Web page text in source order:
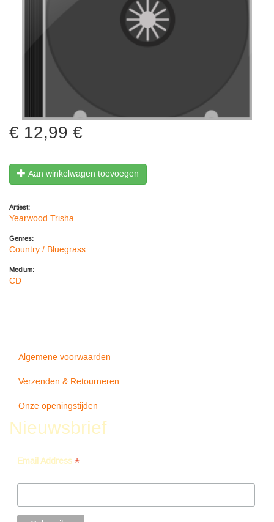
12,99 €
Aan winkelwagen toevoegen
Artiest:
Yearwood Trisha
Genres:
Country / Bluegrass
Medium:
CD
Algemene voorwaarden
Verzenden & Retourneren
Onze openingstijden
Nieuwsbrief
Email Address *